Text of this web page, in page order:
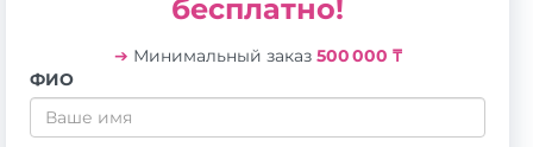
бесплатно!
➔ Минимальный заказ 500 000 ₸
ФИО